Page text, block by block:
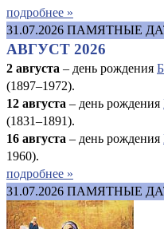
подробнее »
31.07.2026 ПАМЯТНЫЕ
АВГУСТ 2026
2 августа – день рождения
(1897–1972).
12 августа – день рождения
(1831–1891).
16 августа – день рождения
1960).
подробнее »
31.07.2026 ПАМЯТНЫЕ